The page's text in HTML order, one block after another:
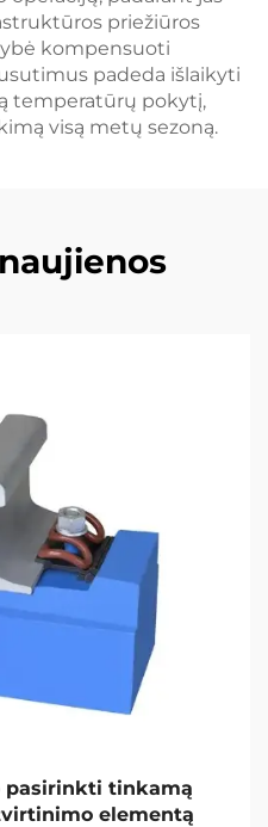
priežiūros
kompensuoti
padeda išlaikyti
temperatūrų pokytį,
visą metų sezoną.
pasirinkti tinkamą
elementą